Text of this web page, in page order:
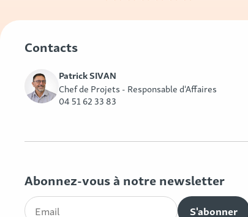
Contacts
Patrick SIVAN
Chef de Projets - Responsable d'Affaires
04 51 62 33 83
Abonnez-vous à notre newsletter